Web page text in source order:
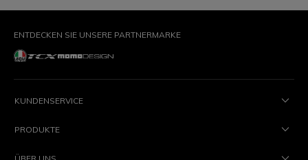
ENTDECKEN SIE UNSERE PARTNERMARKE
KUNDENSERVICE
PRODUKTE